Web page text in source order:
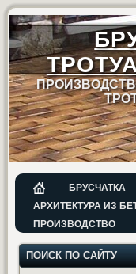
БРУСЧАТКА
АРХИТЕКТУРА ИЗ
ПРОИЗВОДСТВО
ПОИСК ПО САЙТУ